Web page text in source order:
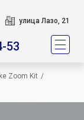
улица Лазо, 21
53
Zoom Kit /